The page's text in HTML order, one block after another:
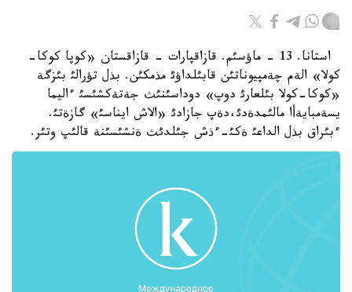
استانا. 13 - ماؤسئم. قازاقپارات - قازاقستان «كوپا كوكا-
كولا» الةم چةمپيوناتئن قابئلداؤئ مذمكئن. بذل تؤرالئ بئزگة
«كوكا-كولا بئلعارئ دوپ» دوداسئنئث جةتةكشئسئ ءاليما
يسةمبايةأا مالئمدةدئ،دةپ جازادئ «الاش ايناسئ» گازةتئ.
ءبئراق بذل الداعئ ةكئ-ءذش جئلدئث ةنشئسئنة قالئپ وتئر.